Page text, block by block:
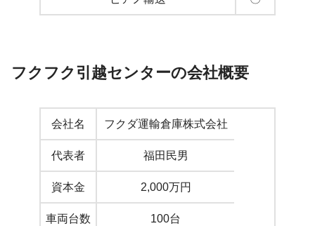
フクフク引越センターの会社概要
会社名 フクダ運輸倉庫株式会社
代表者 福田民男
資本金 2,000万円
車両台数 100台